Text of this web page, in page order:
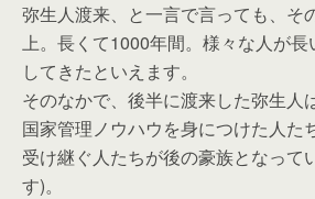
弥生人渡来、と一言で言っても、そ
上。長くて1000年間。様々な人が
してきたといえます。
そのなかで、後半に渡来した弥生人
国家管理ノウハウを身につけた人た
受け継ぐ人たちが後の豪族となって
す)。